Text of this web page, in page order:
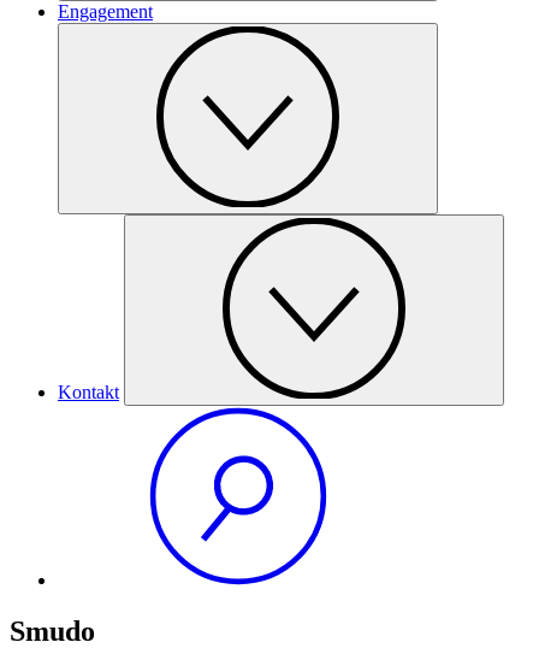
Engagement
Kontakt
Smudo